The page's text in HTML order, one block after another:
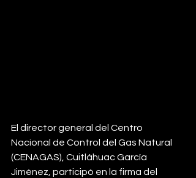
El director general del Centro
Nacional de Control del Gas Natural
(CENAGAS), Cuitláhuac García
Jiménez, participó en la firma del